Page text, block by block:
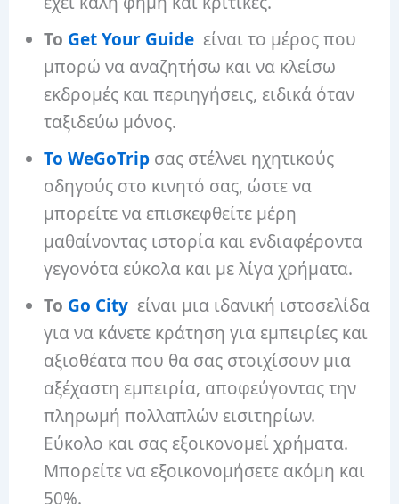
Το Get Your Guide είναι το μέρος που
μπορώ να αναζητήσω και να κλείσω
εκδρομές και περιηγήσεις, ειδικά όταν
ταξιδεύω μόνος.
Το WeGoTrip σας στέλνει ηχητικούς
οδηγούς στο κινητό σας, ώστε να
μπορείτε να επισκεφθείτε μέρη
μαθαίνοντας ιστορία και ενδιαφέροντα
γεγονότα εύκολα και με λίγα χρήματα.
Το Go City είναι μια ιδανική ιστοσελίδα
για να κάνετε κράτηση για εμπειρίες και
αξιοθέατα που θα σας στοιχίσουν μια
αξέχαστη εμπειρία, αποφεύγοντας την
πληρωμή πολλαπλών εισιτηρίων.
Εύκολο και σας εξοικονομεί χρήματα.
Μπορείτε να εξοικονομήσετε ακόμη και
50%.